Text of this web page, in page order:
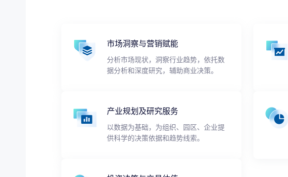
市场洞察与营销赋能
分析市场现状，洞察行业趋势，依托数
据分析和深度研究，辅助商业决策。
产业规划及研究服务
以数据为基础，为组织、园区、企业提
供科学的决策依据和趋势线索。